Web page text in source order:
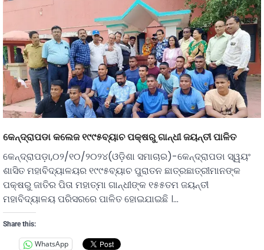
କେନ୍ଦ୍ରାପଡା କଲେଜ ୧୯୯୫ବ୍ୟାଚ ପକ୍ଷରୁ ଗାନ୍ଧୀ ଜୟନ୍ତୀ ପାଳିତ
କେନ୍ଦ୍ରାପଡ଼ା,୦୨/୧୦/୨୦୨୪(ଓଡ଼ିଶା ସମାଚାର)-କେନ୍ଦ୍ରାପଡା ସ୍ୱୟଂ
ଶାସିତ ମହାବିଦ୍ୟାଳୟର ୧୯୯୫ବ୍ୟାଚ ପୁରାତନ ଛାତ୍ରଛାତ୍ରୀମାନଙ୍କ
ପକ୍ଷରୁ ଜାତିର ପିତା ମହାତ୍ମା ଗାନ୍ଧୀଙ୍କ ୧୫୫ତମ ଜୟନ୍ତୀ
ମହାବିଦ୍ୟାଳୟ ପରିସରରେ ପାଳିତ ହୋଇଯାଇଛି ।…
Share this:
WhatsApp